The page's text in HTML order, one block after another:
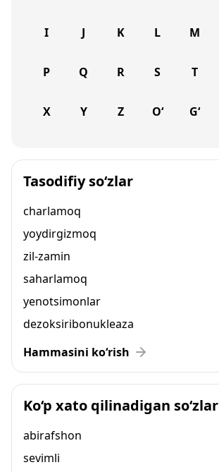
I J K L M
P Q R S T
X Y Z O‘ G‘
Tasodifiy so‘zlar
charlamoq
yoydirgizmoq
zil-zamin
saharlamoq
yenotsimonlar
dezoksiribonukleaza
Hammasini ko‘rish
Ko‘p xato qilinadigan so‘zlar
abirafshon
sevimli